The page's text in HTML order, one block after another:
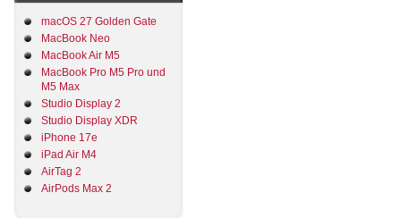
macOS 27 Golden Gate
MacBook Neo
MacBook Air M5
MacBook Pro M5 Pro und
M5 Max
Studio Display 2
Studio Display XDR
iPhone 17e
iPad Air M4
AirTag 2
AirPods Max 2